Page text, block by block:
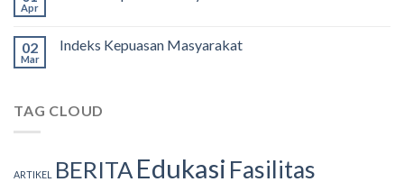
Apr
02
Mar
Indeks Kepuasan Masyarakat
TAG CLOUD
ARTIKEL BERITA Edukasi Fasilitas